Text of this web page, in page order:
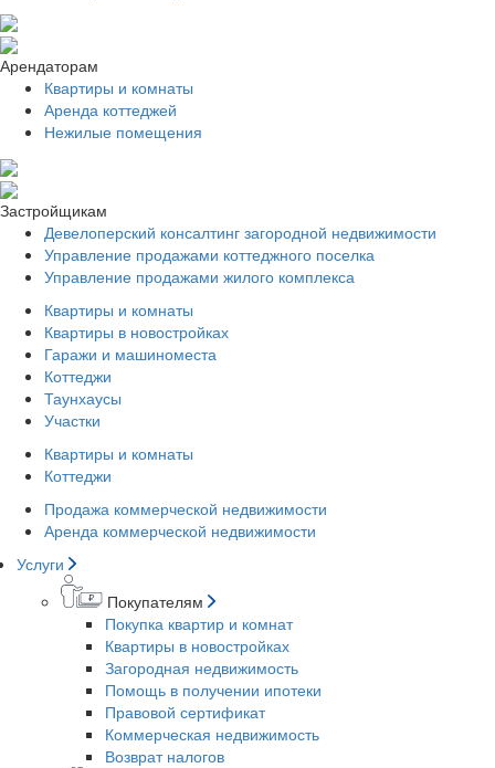
Арендаторам
Квартиры и комнаты
Аренда коттеджей
Нежилые помещения
Застройщикам
Девелоперский консалтинг загородной недвижимости
Управление продажами коттеджного поселка
Управление продажами жилого комплекса
Квартиры и комнаты
Квартиры в новостройках
Гаражи и машиноместа
Коттеджи
Таунхаусы
Участки
Квартиры и комнаты
Коттеджи
Продажа коммерческой недвижимости
Аренда коммерческой недвижимости
Услуги
Покупателям
Покупка квартир и комнат
Квартиры в новостройках
Загородная недвижимость
Помощь в получении ипотеки
Правовой сертификат
Коммерческая недвижимость
Возврат налогов